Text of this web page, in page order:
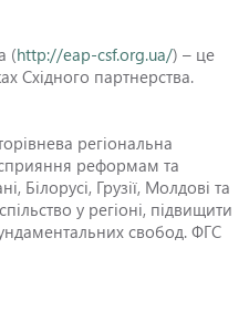
(http://eap-csf.org.ua/) – це
Східного партнерства.
регіональна
сприяння реформам та
Грузії, Молдові та
у регіоні, підвищити
свобод. ФГС